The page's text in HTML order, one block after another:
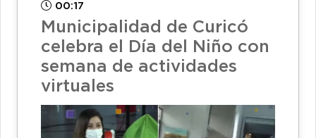
00:17
Municipalidad de Curicó
celebra el Día del Niño con
semana de actividades
virtuales